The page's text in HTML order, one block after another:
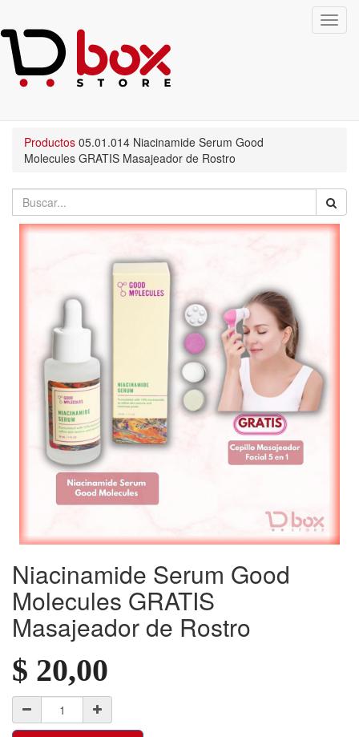
Productos 05.01.014 Niacinamide Serum Good
Molecules GRATIS Masajeador de Rostro
Niacinamide Serum Good
Molecules GRATIS
Masajeador de Rostro
$ 20,00